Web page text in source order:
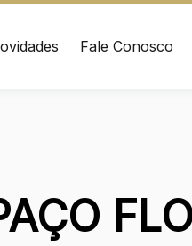
Fale Conosco